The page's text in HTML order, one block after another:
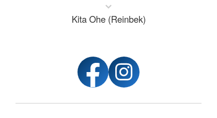
Kita Ohe (Reinbek)